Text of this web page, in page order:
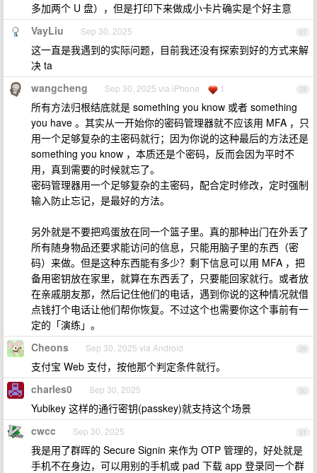
多加两个 U 盘），但是打印下来做成小卡片确实是个好主意
27
VayLiu Sep 30, 2025
这一直是我遇到的实际问题，目前我还没有探索到好的方式来解
决 ta
28
wangcheng Sep 30, 2025 via iPhone 1
所有方法归根结底就是 something you know 或者 something
you have 。其实从一开始你的密码管理器就不应该用 MFA ，只
用一个足够复杂的主密码就行；因为你说的这种最后的方法还是
something you know ，本质还是个密码，反而会因为平时不
用，真到需要的时候就忘了。
密码管理器用一个足够复杂的主密码，配合定时修改，定时强制
输入防止忘记，是最好的方法。
另外就是不要把鸡蛋放在同一个篮子里。真的那种出门在外丢了
所有随身物品还要求能访问的信息，只能用脑子里的东西（密
码）来做。但是这种东西能有多少？剩下信息可以用 MFA ，把
备用密钥放在家里，就算在东西丢了，只要能回家就行。或者放
在亲戚朋友那，然后记住他们的电话，遇到你说的这种情况就借
点钱打个电话让他们帮你恢复。不过这个也需要你这个事前有一
定的「演练」。
29
Cheons Sep 30, 2025 via Android
支付宝 Web 支付，按他那个判定条件就行。
30
charles0 Sep 30, 2025
Yubikey 这样的通行密钥(passkey)就支持这个场景
31
cwcc Sep 30, 2025
我是用了群晖的 Secure Signin 来作为 OTP 管理的，好处就是
手机不在身边，可以用别的手机或 pad 下载 app 登录同一个群